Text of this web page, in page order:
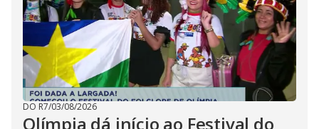
DO R7/03/08/2026
Olímpia dá início ao Festival do